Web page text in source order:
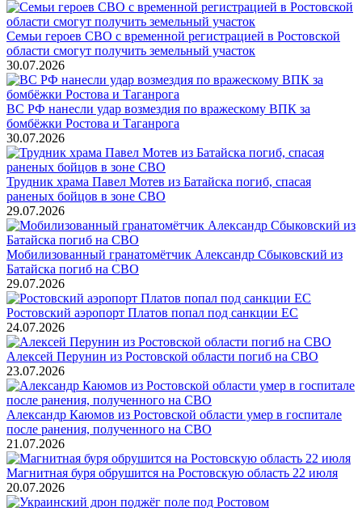
Семьи героев СВО с временной регистрацией в Ростовской
области смогут получить земельный участок
30.07.2026
ВС РФ нанесли удар возмездия по вражескому ВПК за
бомбёжки Ростова и Таганрога
30.07.2026
Трудник храма Павел Мотев из Батайска погиб, спасая
раненых бойцов в зоне СВО
29.07.2026
Мобилизованный гранатомётчик Александр Сбыковский из
Батайска погиб на СВО
29.07.2026
Ростовский аэропорт Платов попал под санкции ЕС
24.07.2026
Алексей Перунин из Ростовской области погиб на СВО
23.07.2026
Александр Каюмов из Ростовской области умер в госпитале
после ранения, полученного на СВО
21.07.2026
Магнитная буря обрушится на Ростовскую область 22 июля
20.07.2026